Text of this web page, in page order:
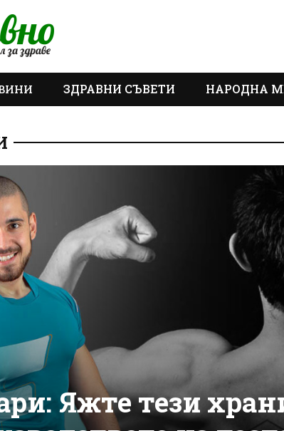
ЗДРАВНИ СЪВЕТИ НАРОДНА
Яжте тези